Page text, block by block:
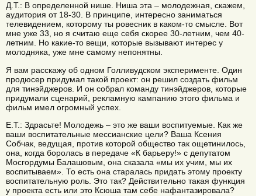
Д.Т.: В определенной нише. Ниша эта – молодежная, скажем,
аудитория от 18-30. В принципе, интересно заниматься
телевидением, которому ты ровесник в каком-то смысле. Вот
мне уже 33, но я считаю еще себя скорее 30-летним, чем 40-
летним. Но какие-то вещи, которые вызывают интерес у
молодняка, уже мне самому непонятны.
Я вам расскажу об одном Голливудском эксперименте. Один
продюсер придумал такой проект: он решил создать фильм
для тинэйджеров. И он собрал команду тинэйджеров, которые
придумали сценарий, рекламную кампанию этого фильма и
фильм имел огромный успех.
Е.Т.: Здрасьте! Молодежь – это же ваши воспитуемые. Как же
ваши воспитательные мессианские цели? Ваша Ксения
Собчак, ведущая, против которой общество так ощетинилось,
она, когда боролась в передаче «К барьеру!» с депутатом
Мосгордумы Балашовым, она сказала «мы их учим, мы их
воспитываем». То есть она старалась придать этому проекту
воспитательную роль. Это так? Действительно такая функция
у проекта есть или это Ксюша там себе нафантазировала?